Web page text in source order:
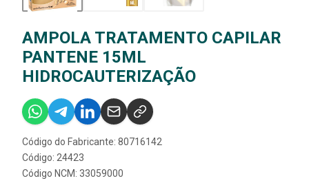
AMPOLA TRATAMENTO CAPILAR
PANTENE 15ML
HIDROCAUTERIZAÇÃO
Código do Fabricante: 80716142
Código: 24423
Código NCM: 33059000